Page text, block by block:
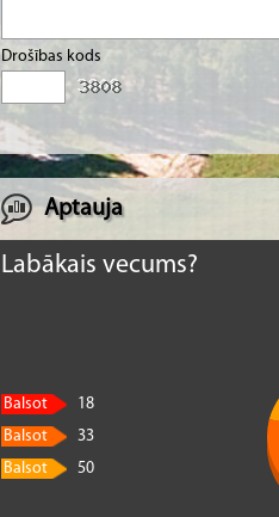
Drošības kods
Aptauja
Labākais vecums?
Balsot
18
Balsot
33
Balsot
50